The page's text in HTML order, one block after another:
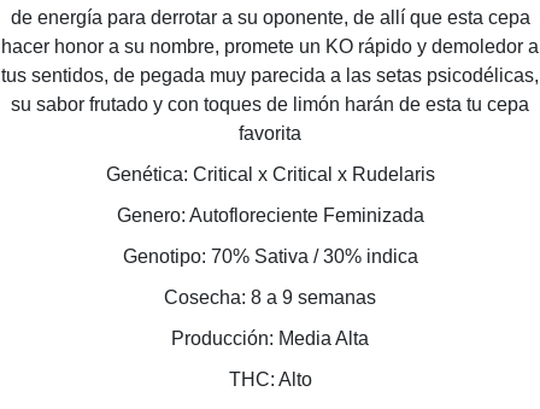
de energía para derrotar a su oponente, de allí que esta cepa
hacer honor a su nombre, promete un KO rápido y demoledor a
tus sentidos, de pegada muy parecida a las setas psicodélicas,
su sabor frutado y con toques de limón harán de esta tu cepa
favorita
Genética: Critical x Critical x Rudelaris
Genero: Autofloreciente Feminizada
Genotipo: 70% Sativa / 30% indica
Cosecha: 8 a 9 semanas
Producción: Media Alta
THC: Alto